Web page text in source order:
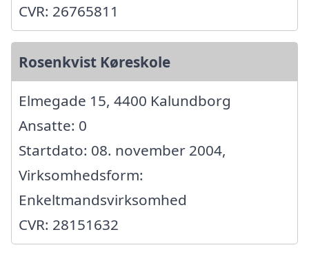
CVR: 26765811
Rosenkvist Køreskole
Elmegade 15, 4400 Kalundborg
Ansatte: 0
Startdato: 08. november 2004,
Virksomhedsform:
Enkeltmandsvirksomhed
CVR: 28151632